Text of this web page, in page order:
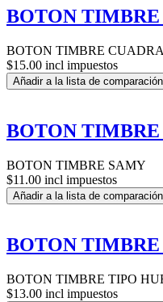
BOTON
BOTON TIMBRE
$15.00 incl impuestos
Añadir a la lista de comparación
BOTON
BOTON TIMBRE SAMY
$11.00 incl impuestos
Añadir a la lista de comparación
BOTON
BOTON TIMBRE TIPO
$13.00 incl impuestos